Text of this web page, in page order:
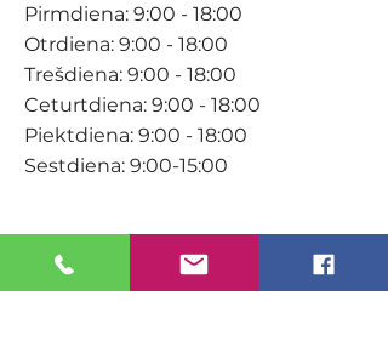
Pirmdiena: 9:00 - 18:00
Otrdiena: 9:00 - 18:00
Trešdiena: 9:00 - 18:00
Ceturtdiena: 9:00 - 18:00
Piektdiena: 9:00 - 18:00
Sestdiena: 9:00-15:00
KONTAKTI